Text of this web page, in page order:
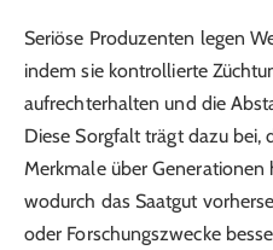
Seriöse Produzenten legen
indem sie kontrollierte
aufrechterhalten und die
Diese Sorgfalt trägt dazu bei,
Merkmale über
wodurch das Saatgut
oder Forschungszwecke